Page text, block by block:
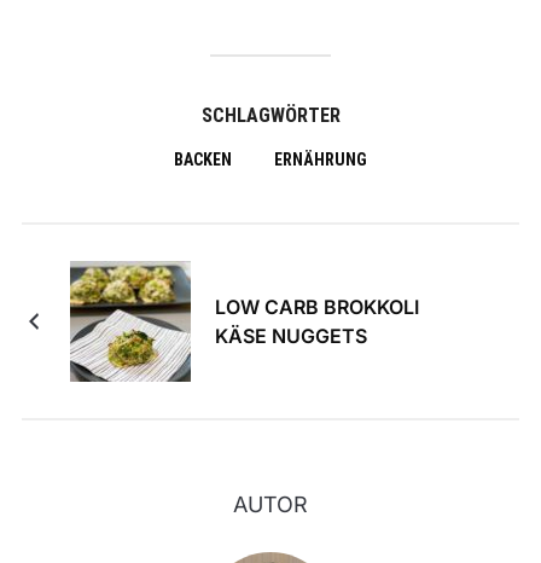
SCHLAGWÖRTER
BACKEN ERNÄHRUNG
LOW CARB BROKKOLI
KÄSE NUGGETS
AUTOR